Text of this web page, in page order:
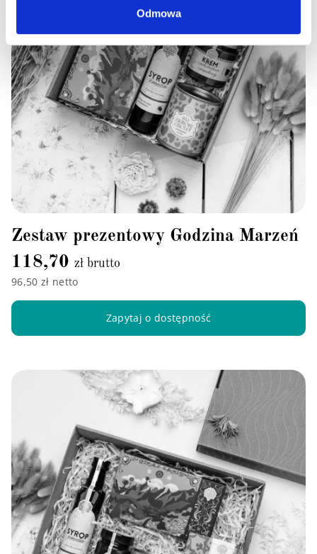
Odmowa
Zestaw prezentowy Godzina Marzeń
118,70 zł brutto
96,50 zł netto
Zapytaj o dostępność